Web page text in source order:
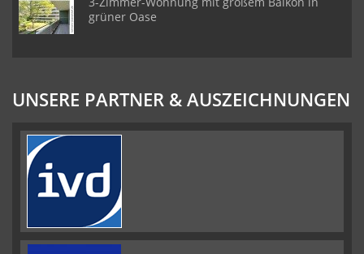
grüner Oase
UNSERE PARTNER & AUSZEICHNUNGEN